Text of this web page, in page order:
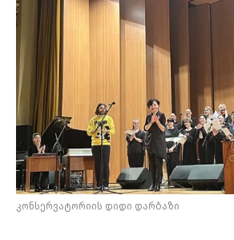
კონსერვატორიის დიდი დარბაზი